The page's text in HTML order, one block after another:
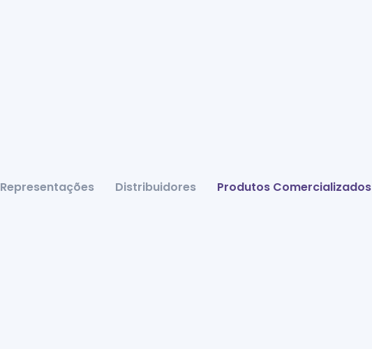
Representações Distribuidores Produtos Comercializados